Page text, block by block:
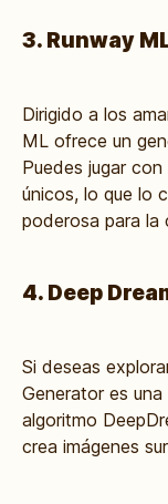
3. Runway
Dirigido a los
ML ofrece un
Puedes jugar
únicos, lo que lo
poderosa para la
4. Deep
Si deseas
Generator es
algoritmo
crea imágenes